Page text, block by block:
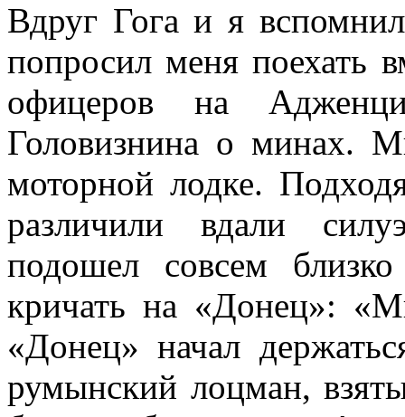
Вдруг Гога и я
попросил меня поехать
офицеров на
Головизнина о минах.
моторной лодке.
различили вдали
подошел совсем
кричать на «Донец»:
«Донец» начал
румынский лоцман,